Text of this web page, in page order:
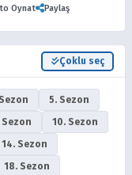
Oynat
Paylaş
Çoklu seç
5. Sezon
Sezon
10. Sezon
14. Sezon
18. Sezon